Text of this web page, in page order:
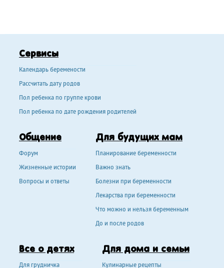
Сервисы
Календарь беремености
Рассчитать дату родов
Пол ребенка по группе крови
Пол ребенка по дате рождения родителей
Общение
Форум
Жизненные истории
Вопросы и ответы
Для будущих мам
Планирование беременности
Важно знать
Болезни при беременности
Лекарства при беременности
Что можно и нельзя беременным
До и после родов
Все о детях
Для грудничка
Для дома и семьи
Кулинарные рецепты